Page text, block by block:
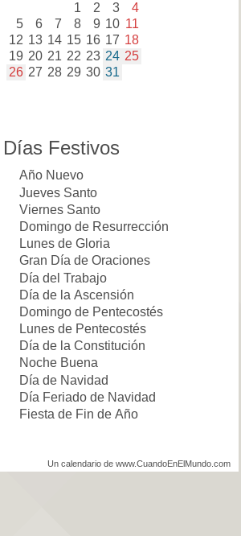
1 2 3 4
5 6 7 8 9 10 11
12 13 14 15 16 17 18
19 20 21 22 23 24 25
26 27 28 29 30 31
Días Festivos
Año Nuevo
Jueves Santo
Viernes Santo
Domingo de Resurrección
Lunes de Gloria
Gran Día de Oraciones
Día del Trabajo
Día de la Ascensión
Domingo de Pentecostés
Lunes de Pentecostés
Día de la Constitución
Noche Buena
Día de Navidad
Día Feriado de Navidad
Fiesta de Fin de Año
Un calendario de www.CuandoEnElMundo.com